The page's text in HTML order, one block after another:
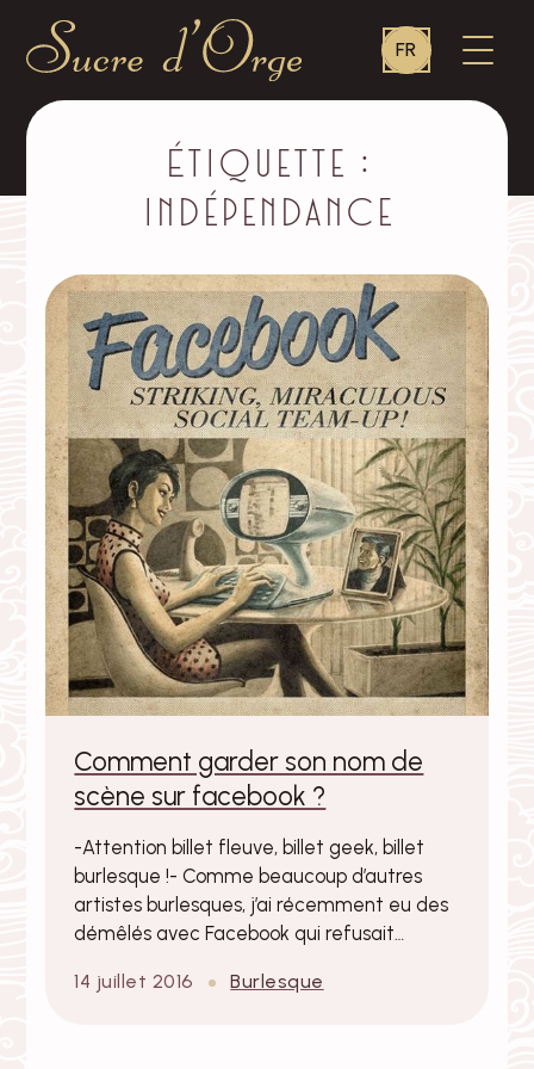
d'Orge
Language
switcher
FR
LE
Étiquette :
indépendance
Comment garder son nom de
scène sur facebook ?
-Attention billet fleuve, billet geek, billet
burlesque !- Comme beaucoup d’autres
artistes burlesques, j’ai récemment eu des
démêlés avec Facebook qui refusait…
14 juillet 2016 Burlesque